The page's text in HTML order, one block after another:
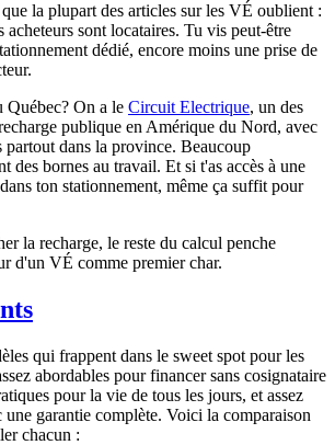
la plupart des articles sur les VÉ oublient :
acheteurs sont locataires. Tu vis peut-être
dédié, encore moins une prise de
Québec? On a le Circuit Electrique, un des
publique en Amérique du Nord, avec
partout dans la province. Beaucoup
des bornes au travail. Et si t'as accès à une
ton stationnement, même ça suffit pour
la recharge, le reste du calcul penche
d'un VÉ comme premier char.
qui frappent dans le sweet spot pour les
abordables pour financer sans cosignataire
pour la vie de tous les jours, et assez
garantie complète. Voici la comparaison
chacun :